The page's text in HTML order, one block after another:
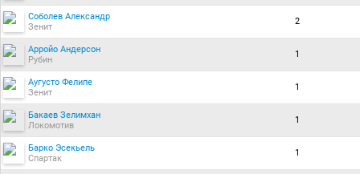
Соболев Александр
Зенит
2
Арройо Андерсон
Рубин
1
Аугусто Фелипе
Зенит
1
Бакаев Зелимхан
Локомотив
1
Барко Эсекьель
Спартак
1